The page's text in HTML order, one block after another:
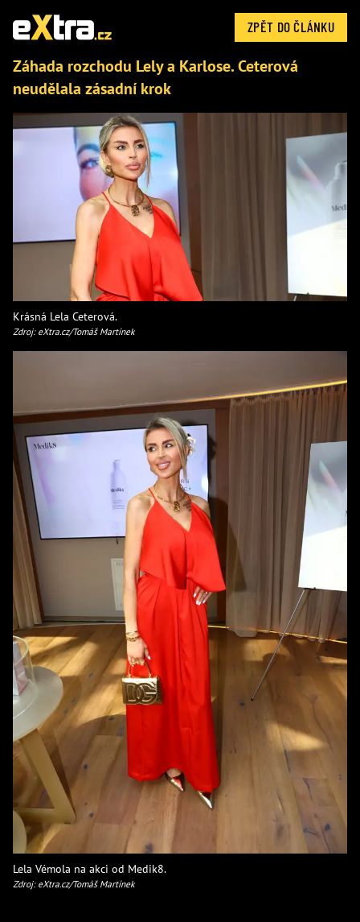
ZPĚT DO ČLÁNKU
Záhada rozchodu Lely a Karlose. Ceterová
neudělala zásadní krok
Krásná Lela Ceterová.
Zdroj: eXtra.cz/Tomáš Martínek
Lela Vémola na akci od Medik8.
Zdroj: eXtra.cz/Tomáš Martínek